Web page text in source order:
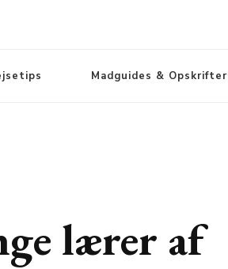
Madguides & Opskrifter
lærer af